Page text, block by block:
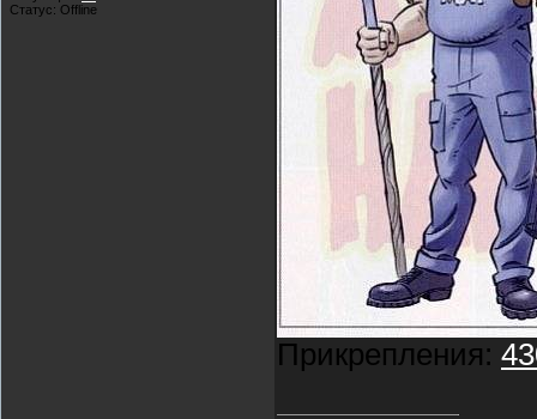
Статус: Offline
Прикрепления: